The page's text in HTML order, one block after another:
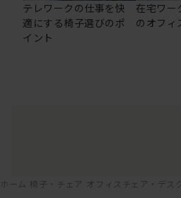
テレワークの仕事を快
適にする椅子選びのポ
イント
在宅ワー
のオフィ
ホーム 椅子・チェア オフィスチェア・デス